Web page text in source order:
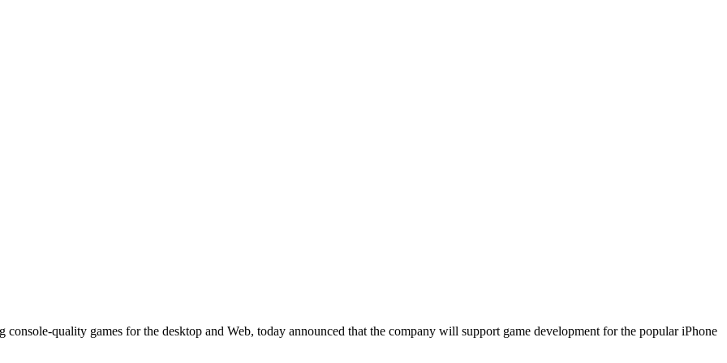
quality games for the desktop and Web, today announced that the company will support game development for the popular iPhone